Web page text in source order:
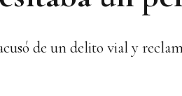
de un delito vial y